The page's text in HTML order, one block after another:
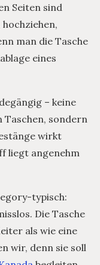
Seiten sind
man die Tasche
eines
– keine
sondern
wirkt
liegt angenehm
typisch:
Die Tasche
als wie eine
wir, denn sie soll